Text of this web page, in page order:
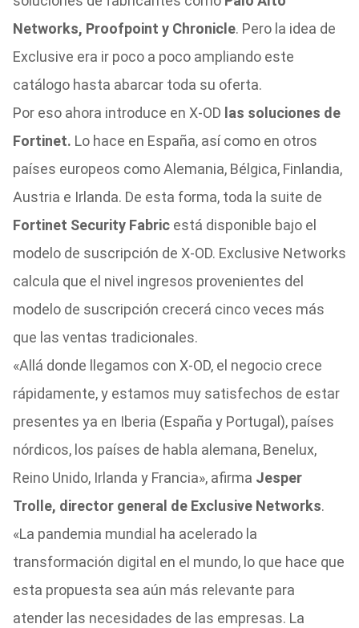
Networks, Proofpoint y Chronicle. Pero la idea de
Exclusive era ir poco a poco ampliando este
catálogo hasta abarcar toda su oferta.
Por eso ahora introduce en X-OD las soluciones de
Fortinet. Lo hace en España, así como en otros
países europeos como Alemania, Bélgica, Finlandia,
Austria e Irlanda. De esta forma, toda la suite de
Fortinet Security Fabricestá disponible bajo el
modelo de suscripción de X-OD. Exclusive Networks
calcula que el nivel ingresos provenientes del
modelo de suscripción crecerá cinco veces más
que las ventas tradicionales.
«Allá donde llegamos con X-OD, el negocio crece
rápidamente, y estamos muy satisfechos de estar
presentes ya en Iberia (España y Portugal), países
nórdicos, los países de habla alemana, Benelux,
Reino Unido, Irlanda y Francia», afirma Jesper
Trolle, director general de Exclusive Networks.
«La pandemia mundial ha acelerado la
transformación digital en el mundo, lo que hace que
esta propuesta sea aún más relevante para
atender las necesidades de las empresas. La